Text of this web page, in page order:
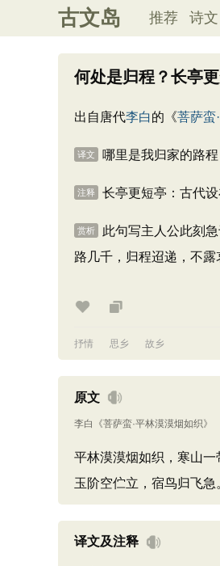
古文岛 推荐 诗文
何处是归程？长亭更
出自唐代李白的《菩萨蛮
译文 哪里是我归家的路
注释 长亭更短亭：古代
赏析
此句写主人公此刻
路几千，归程迢递，不露
抒情 思乡 故乡
原文
李白 《菩萨蛮·平林漠漠烟如织》
平林漠漠烟如织，寒山一
玉阶空伫立，宿鸟归飞急
译文及注释